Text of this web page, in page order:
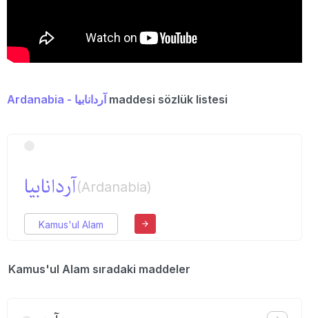
Ardanabia - آردانابیا maddesi sözlük listesi
آردانابیا(Ardanabia)
Kamus'ul Alam
Kamus'ul Alam sıradaki maddeler